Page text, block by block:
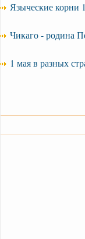
Языческие корни
Чикаго - родина
1 мая в разных